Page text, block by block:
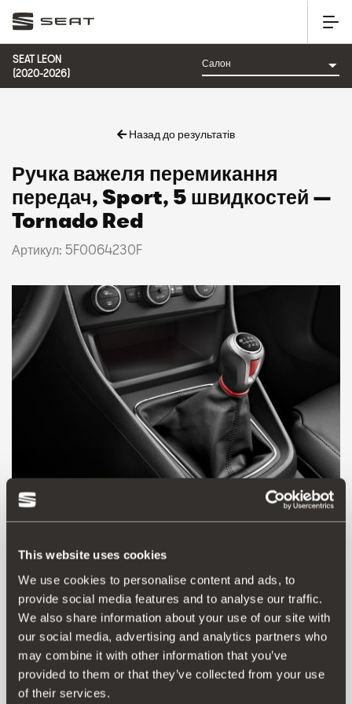
This website uses cookies
We use cookies to personalise content and ads, to
provide social media features and to analyse our traffic.
We also share information about your use of our site with
our social media, advertising and analytics partners who
may combine it with other information that you’ve
provided to them or that they’ve collected from your use
of their services.
SEAT LEON
(2020-2026)
Назад до результатів
Ручка важеля перемикання
передач, Sport, 5 швидкостей —
Tornado Red
Артикул: 5F0064230F
Продукт Документи
Продемонструйте спортивність і характер із цією
оригінальною ручкою важеля перемикання передач
SEAT, виконаною з алюмінію та хрому й прикрашеною
вставками Tornado Red. Доступно у варіанті для 5
швидкостей. Установлення таке саме, як і в стандартної
деталі. Не підходить для автомобілів з автоматичною